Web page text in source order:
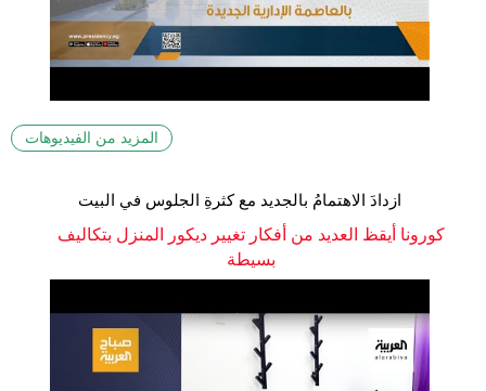
المزيد من الفيديوهات
ازدادَ الاهتمامُ بالجديد مع كثرةِ الجلوس في البيت
كورونا أيقظ العديد من أفكار تغيير ديكور المنزل بتكاليف
بسيطة